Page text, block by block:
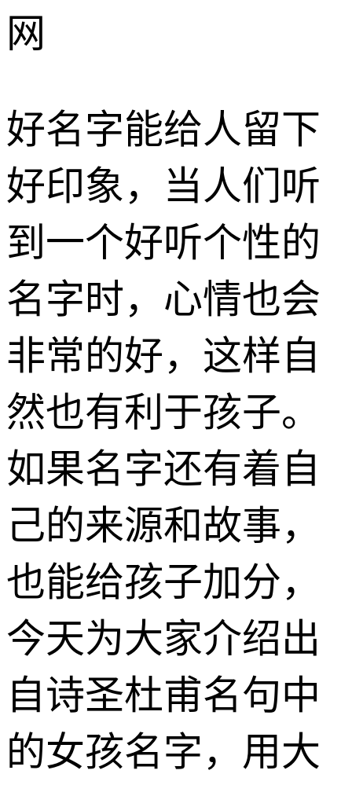
网
好名字能给人留下
好印象，当人们听
到一个好听个性的
名字时，心情也会
非常的好，这样自
然也有利于孩子。
如果名字还有着自
己的来源和故事，
也能给孩子加分，
今天为大家介绍出
自诗圣杜甫名句中
的女孩名字，用大